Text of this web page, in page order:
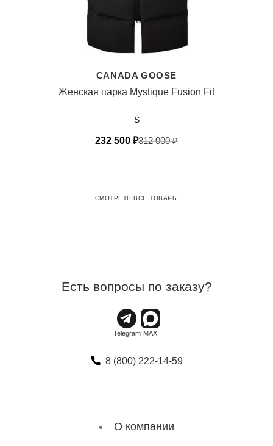
CANADA GOOSE
Женская парка Mystique Fusion Fit
S
232 500 ₽312 000₽
СМОТРЕТЬ ВСЕ ТОВАРЫ
Есть вопросы по заказу?
8 (800) 222-14-59
О компании